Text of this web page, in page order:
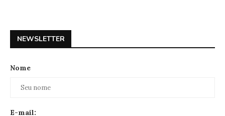
NEWSLETTER
Nome
E-mail: